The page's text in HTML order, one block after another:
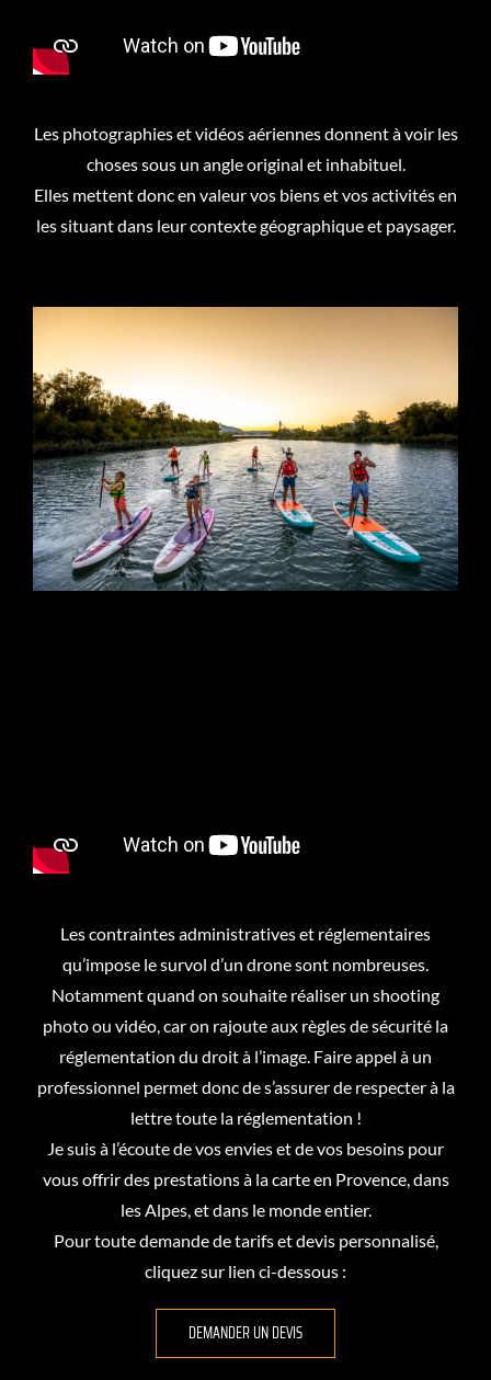
Les photographies et vidéos aériennes donnent à voir les
choses sous un angle original et inhabituel.
Elles mettent donc en valeur vos biens et vos activités en
les situant dans leur contexte géographique et paysager.
Les contraintes administratives et réglementaires
qu’impose le survol d’un drone sont nombreuses.
Notamment quand on souhaite réaliser un shooting
photo ou vidéo, car on rajoute aux règles de sécurité la
réglementation du droit à l’image. Faire appel à un
professionnel permet donc de s’assurer de respecter à la
lettre toute la réglementation !
Je suis à l’écoute de vos envies et de vos besoins pour
vous offrir des prestations à la carte en Provence, dans
les Alpes, et dans le monde entier.
Pour toute demande de tarifs et devis personnalisé,
cliquez sur lien ci-dessous :
DEMANDER UN DEVIS